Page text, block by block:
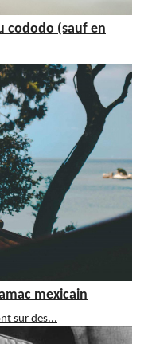
cododo (sauf en
mexicain
sur des...